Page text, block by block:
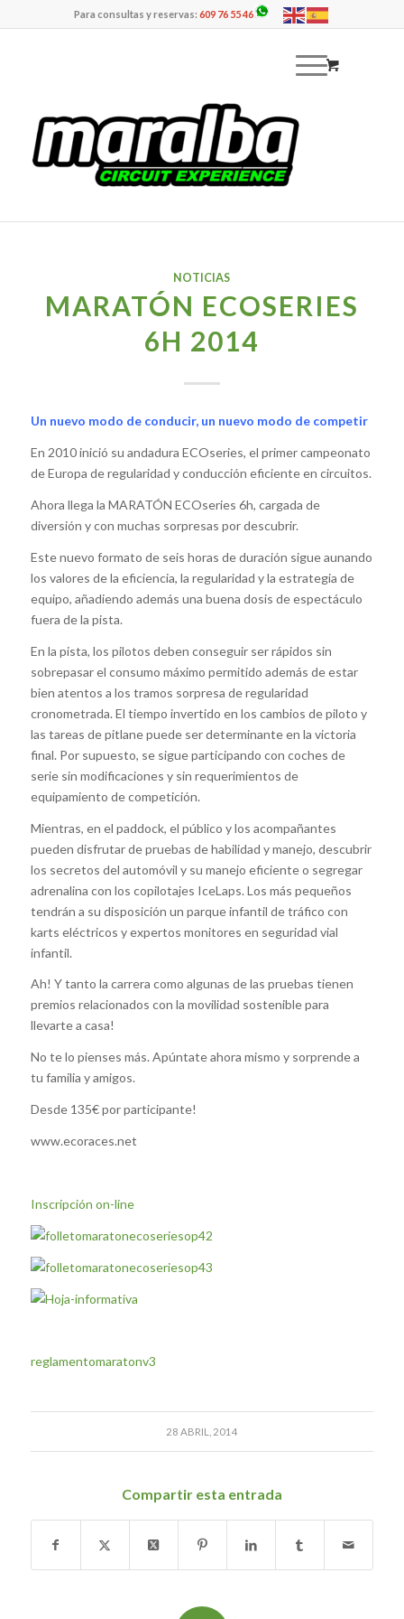
Para consultas y reservas: 609 76 55 46
NOTICIAS
MARATÓN ECOSERIES
6H 2014
Un nuevo modo de conducir, un nuevo modo de competir
En 2010 inició su andadura ECOseries, el primer campeonato
de Europa de regularidad y conducción eficiente en circuitos.
Ahora llega la MARATÓN ECOseries 6h, cargada de
diversión y con muchas sorpresas por descubrir.
Este nuevo formato de seis horas de duración sigue aunando
los valores de la eficiencia, la regularidad y la estrategia de
equipo, añadiendo además una buena dosis de espectáculo
fuera de la pista.
En la pista, los pilotos deben conseguir ser rápidos sin
sobrepasar el consumo máximo permitido además de estar
bien atentos a los tramos sorpresa de regularidad
cronometrada. El tiempo invertido en los cambios de piloto y
las tareas de pitlane puede ser determinante en la victoria
final. Por supuesto, se sigue participando con coches de
serie sin modificaciones y sin requerimientos de
equipamiento de competición.
Mientras, en el paddock, el público y los acompañantes
pueden disfrutar de pruebas de habilidad y manejo, descubrir
los secretos del automóvil y su manejo eficiente o segregar
adrenalina con los copilotajes IceLaps. Los más pequeños
tendrán a su disposición un parque infantil de tráfico con
karts eléctricos y expertos monitores en seguridad vial
infantil.
Ah! Y tanto la carrera como algunas de las pruebas tienen
premios relacionados con la movilidad sostenible para
llevarte a casa!
No te lo pienses más. Apúntate ahora mismo y sorprende a
tu familia y amigos.
Desde 135€ por participante!
www.ecoraces.net
Inscripción on-line
reglamentomaratonv3
28 ABRIL, 2014
Compartir esta entrada